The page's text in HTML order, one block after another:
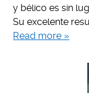
y bélico es sin
Su excelente
Read more »